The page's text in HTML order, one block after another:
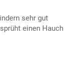
sehr gut
einen Hauch